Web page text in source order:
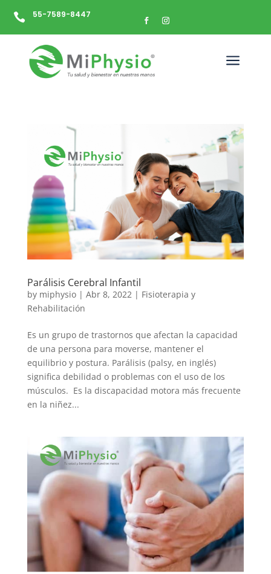
 55-7589-8447
a
Parálisis Cerebral Infantil
by miphysio| Abr 8, 2022| Fisioterapia y
Rehabilitación
Es un grupo de trastornos que afectan la capacidad
de una persona para moverse, mantener el
equilibrio y postura. Parálisis (palsy, en inglés)
significa debilidad o problemas con el uso de los
músculos. Es la discapacidad motora más frecuente
en la niñez...